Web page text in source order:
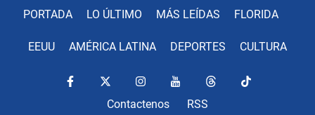
PORTADA LO ÚLTIMO MÁS LEÍDAS FLORIDA
EEUU AMÉRICA LATINA DEPORTES CULTURA
Contactenos RSS